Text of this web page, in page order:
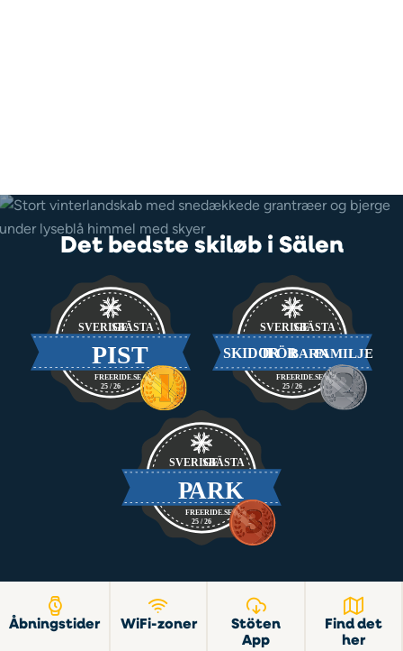
Det bedste skiløb i Sälen
Åbningstider WiFi-zoner
Stöten
App
Find det
her